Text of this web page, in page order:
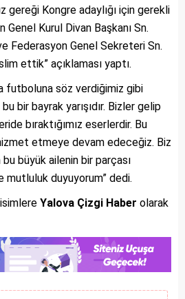
gereği Kongre adaylığı için gerekli
Genel Kurul Divan Başkanı Sn.
Federasyon Genel Sekreteri Sn.
ettik” açıklaması yaptı.
futboluna söz verdiğimiz gibi
bir bayrak yarışıdır. Bizler gelip
bıraktığımız eserlerdir. Bu
etmeye devam edeceğiz. Biz
büyük ailenin bir parçası
mutluluk duyuyorum” dedi.
Yalova Çizgi Haber olarak